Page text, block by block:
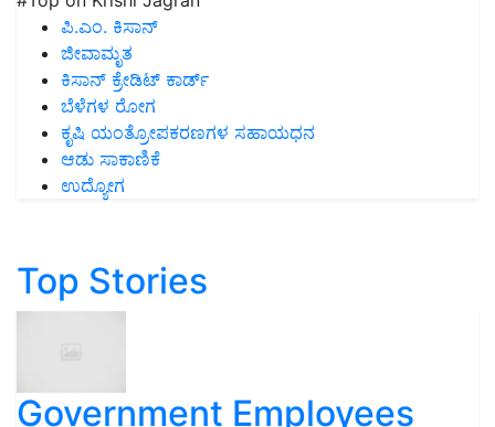
ಪಿ.ಎಂ. ಕಿಸಾನ್
ಜೀವಾಮೃತ
ಕಿಸಾನ್ ಕ್ರೇಡಿಟ್ ಕಾರ್ಡ್
ಬೆಳೆಗಳ ರೋಗ
ಕೃಷಿ ಯಂತ್ರೋಪಕರಣಗಳ ಸಹಾಯಧನ
ಆಡು ಸಾಕಾಣಿಕೆ
ಉದ್ಯೋಗ
Top Stories
Government Employees